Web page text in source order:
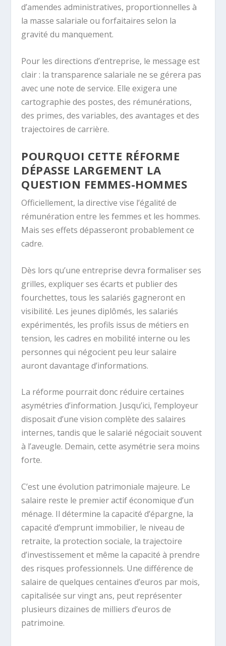
d’amendes administratives, proportionnelles à
la masse salariale ou forfaitaires selon la
gravité du manquement.
Pour les directions d’entreprise, le message est
clair : la transparence salariale ne se gérera pas
avec une note de service. Elle exigera une
cartographie des postes, des rémunérations,
des primes, des variables, des avantages et des
trajectoires de carrière.
POURQUOI CETTE RÉFORME
DÉPASSE LARGEMENT LA
QUESTION FEMMES-HOMMES
Officiellement, la directive vise l’égalité de
rémunération entre les femmes et les hommes.
Mais ses effets dépasseront probablement ce
cadre.
Dès lors qu’une entreprise devra formaliser ses
grilles, expliquer ses écarts et publier des
fourchettes, tous les salariés gagneront en
visibilité. Les jeunes diplômés, les salariés
expérimentés, les profils issus de métiers en
tension, les cadres en mobilité interne ou les
personnes qui négocient peu leur salaire
auront davantage d’informations.
La réforme pourrait donc réduire certaines
asymétries d’information. Jusqu’ici, l’employeur
disposait d’une vision complète des salaires
internes, tandis que le salarié négociait souvent
à l’aveugle. Demain, cette asymétrie sera moins
forte.
C’est une évolution patrimoniale majeure. Le
salaire reste le premier actif économique d’un
ménage. Il détermine la capacité d’épargne, la
capacité d’emprunt immobilier, le niveau de
retraite, la protection sociale, la trajectoire
d’investissement et même la capacité à prendre
des risques professionnels. Une différence de
salaire de quelques centaines d’euros par mois,
capitalisée sur vingt ans, peut représenter
plusieurs dizaines de milliers d’euros de
patrimoine.